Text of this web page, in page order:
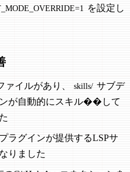
を設定し
ァイルがあり、 skills/ サブデ
が自動的にスキル��して
ラグインが提供するLSPサ
りました